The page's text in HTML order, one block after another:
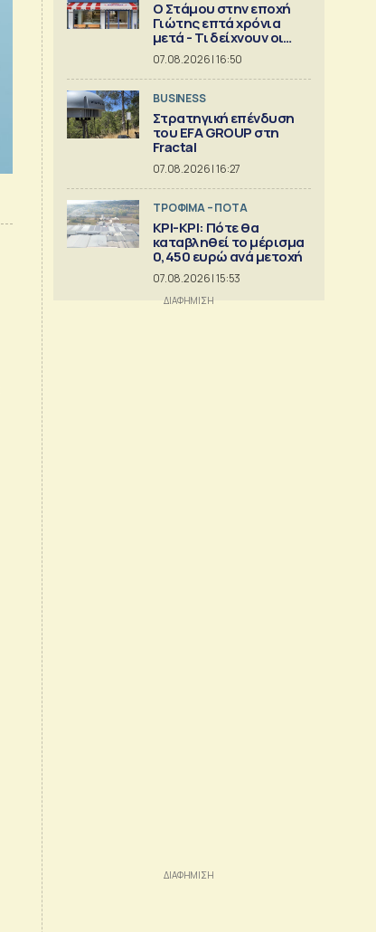
Ο Στάμου στην εποχή
Γιώτης επτά χρόνια
μετά - Τι δείχνουν οι
αριθμοί
07.08.2026 | 16:50
BUSINESS
Στρατηγική επένδυση
του EFA GROUP στη
Fractal
07.08.2026 | 16:27
ΤΡΟΦΙΜΑ – ΠΟΤΑ
ΚΡΙ-ΚΡΙ: Πότε θα
καταβληθεί το μέρισμα
0,450 ευρώ ανά μετοχή
07.08.2026 | 15:53